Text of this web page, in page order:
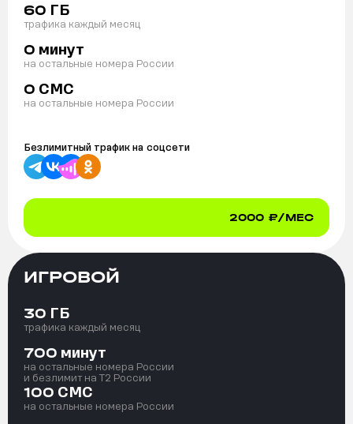
60 ГБ
трафика каждый месяц
0 минут
на остальные номера России
0 СМС
на остальные номера России
Безлимитный трафик на соцсети
2000 ₽/МЕС
ИГРОВОЙ
30 ГБ
трафика каждый месяц
700 минут
на остальные номера России
и безлимит на T2 России
100 СМС
на остальные номера России